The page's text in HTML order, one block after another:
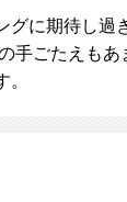
グに期待し
手ごたえも